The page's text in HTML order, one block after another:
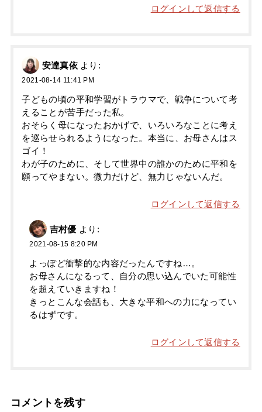
ログインして返信する
安達真依 より:
2021-08-14 11:41 PM
子どもの頃の平和学習がトラウマで、戦争について考
えることが苦手だった私。
おそらく母になったおかげで、いろいろなことに考え
を巡らせられるようになった。本当に、お母さんはス
ゴイ！
わが子のために、そして世界中の誰かのために平和を
願ってやまない。微力だけど、無力じゃないんだ。
ログインして返信する
吉村優 より:
2021-08-15 8:20 PM
よっぽど衝撃的な内容だったんですね…。
お母さんになるって、自分の思い込んでいた可能性
を超えていきますね！
きっとこんな会話も、大きな平和への力になってい
るはずです。
ログインして返信する
コメントを残す